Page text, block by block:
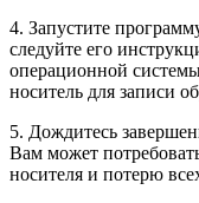
4. Запустите
следуйте его
операционной
носитель для записи
5. Дождитесь
Вам может
носителя и потерю